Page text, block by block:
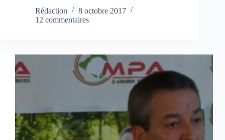
Rédaction
8 octobre 2017
12 commentaires